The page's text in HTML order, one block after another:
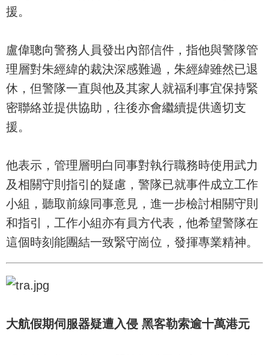
援。
盧偉聰向警務人員發出內部信件，指他與警隊管
理層對朱經緯的裁決深感難過，朱經緯雖然已退
休，但警隊一直與他及其家人就福利事宜保持緊
密聯絡並提供協助，往後亦會繼續提供適切支
援。
他表示，管理層明白同事對執行職務時使用武力
及相關守則指引的疑慮，警隊已就事件成立工作
小組，聽取前線同事意見，進一步檢討相關守則
和指引，工作小組亦有員方代表，他希望警隊在
這個時刻能團結一致緊守崗位，發揮專業精神。
大航假期伺服器疑遭入侵 黑客勒索逾十萬港元